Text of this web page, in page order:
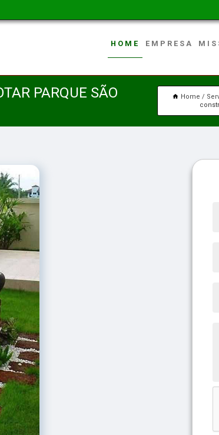
HOME EMPRESA
PARQUE SÃO
Home